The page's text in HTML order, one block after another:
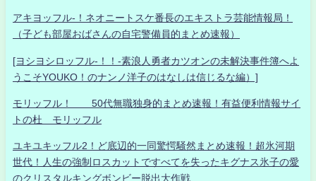
アキヨッフル-！ネオニートスケ番長のエキストラ芸能情報局！
（子ども部屋おばさんの自宅警備員的まとめ速報）
[ヨシヨシロッフル-！！-素浪人勇者カツオンの未解決事件簿へよ
うこそYOUKO！のナンノ洋子のはなしは信じるな編）]
モリッフル！ 50代無職独身的まとめ速報！有益便利情報サイ
トの杜 モリッフル
ユキユキッフル2！ど底辺的一同驚愕騒然まとめ速報！超氷河期
世代！人生の強制ロスカットですべてを失ったキグナス氷子の愛
のクリスタルキングボンビー脱出大作戦